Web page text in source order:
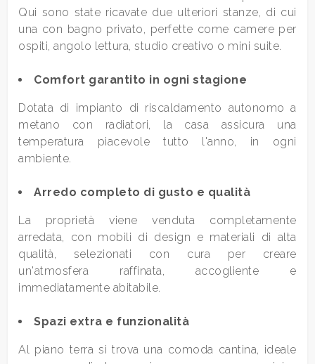
Qui sono state ricavate due ulteriori stanze, di cui
una con bagno privato, perfette come camere per
ospiti, angolo lettura, studio creativo o mini suite.
Comfort garantito in ogni stagione
Dotata di impianto di riscaldamento autonomo a
metano con radiatori, la casa assicura una
temperatura piacevole tutto l'anno, in ogni
ambiente.
Arredo completo di gusto e qualità
La proprietà viene venduta completamente
arredata, con mobili di design e materiali di alta
qualità, selezionati con cura per creare
un'atmosfera raffinata, accogliente e
immediatamente abitabile.
Spazi extra e funzionalità
Al piano terra si trova una comoda cantina, ideale
2
3
5
Camere
minime
Qualsiasi
1
2